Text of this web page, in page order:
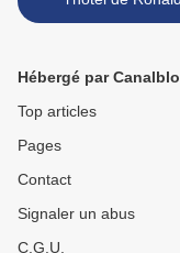
Hébergé par
Top articles
Pages
Contact
Signaler un abus
C.G.U.